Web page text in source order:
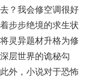
？我会修空调很好
步步绝境的求生状
灵异题材升格为修
层世界的诡秘勾
外，小说对于恐怖